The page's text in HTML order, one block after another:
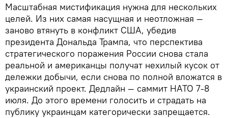
Масштабная мистификация нужна для нескольких
целей. Из них самая насущная и неотложная —
заново втянуть в конфликт США, убедив
президента Дональда Трампа, что перспектива
стратегического поражения России снова стала
реальной и американцы получат нехилый кусок от
дележки добычи, если снова по полной вложатся в
украинский проект. Дедлайн — саммит НАТО 7-8
июля. До этого времени голосить и страдать на
публику украинцам категорически запрещается.